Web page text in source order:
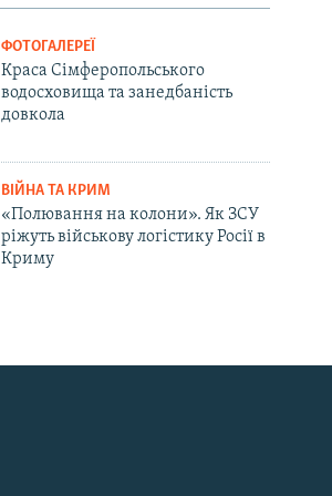
ФОТОГАЛЕРЕЇ
Краса Сімферопольського
водосховища та занедбаність
довкола
ВІЙНА ТА КРИМ
«Полювання на колони». Як ЗСУ
ріжуть військову логістику Росії в
Криму